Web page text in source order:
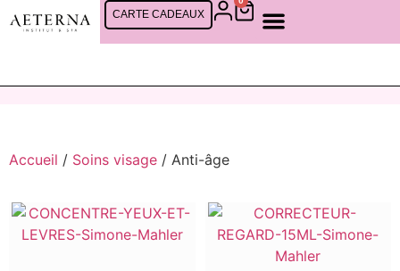
CARTE CADEAUX
Accueil / Soins visage / Anti-âge